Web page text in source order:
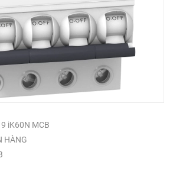
iK60N MCB
HÀNG